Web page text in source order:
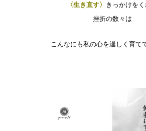
〈生き直す〉 きっかけを
挫折の数々は
こんなにも私の心を逞しく育て